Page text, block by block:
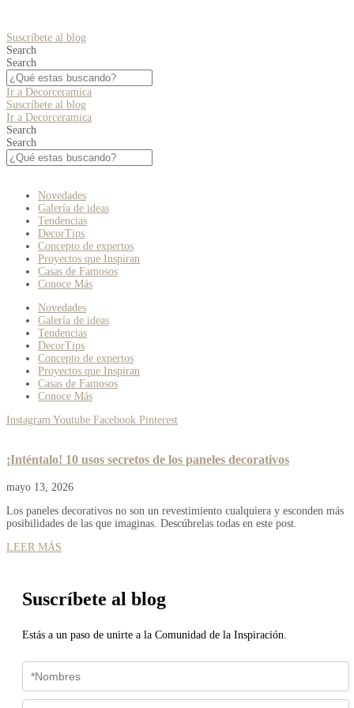
Suscríbete al blog
Search
Search
Ir a Decorceramica
Suscríbete al blog
Ir a Decorceramica
Search
Search
Novedades
Galería de ideas
Tendencias
DecorTips
Concepto de expertos
Proyectos que Inspiran
Casas de Famosos
Conoce Más
Novedades
Galería de ideas
Tendencias
DecorTips
Concepto de expertos
Proyectos que Inspiran
Casas de Famosos
Conoce Más
Instagram Youtube Facebook Pinterest
¡Inténtalo! 10 usos secretos de los paneles decorativos
mayo 13, 2026
Los paneles decorativos no son un revestimiento cualquiera y esconden más
posibilidades de las que imaginas. Descúbrelas todas en este post.
LEER MÁS
Suscríbete al blog
Estás a un paso de unirte a la Comunidad de la Inspiración.